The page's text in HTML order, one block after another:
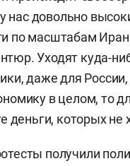
нас довольно
по масштабам
Уходят куда-
даже для
в целом, то
деньги, которых не
получили